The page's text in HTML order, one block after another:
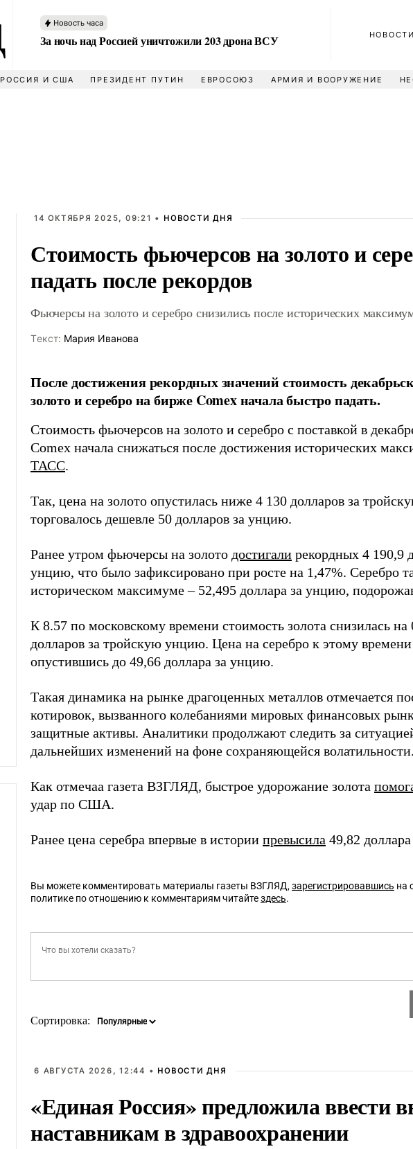
Новость часа
За ночь над Россией уничтожили 203 дрона ВСУ НОВОСТИ
РОССИЯ И США ПРЕЗИДЕНТ ПУТИН ЕВРОСОЮЗ АРМИЯ И ВООРУЖЕНИЕ
14 ОКТЯБРЯ 2025, 09:21 • НОВОСТИ ДНЯ
Стоимость фьючерсов на золото и
падать после рекордов
Фьючерсы на золото и серебро снизились после исторических
Tекст: Мария Иванова
После достижения рекордных значений стоимость
золото и серебро на бирже Comex начала быстро падать.
Стоимость фьючерсов на золото и серебро с поставкой в
Comex начала снижаться после достижения исторических
ТАСС.
Так, цена на золото опустилась ниже 4 130 долларов за
торговалось дешевле 50 долларов за унцию.
Ранее утром фьючерсы на золото достигали рекордных 4 190,9
унцию, что было зафиксировано при росте на 1,47%. Серебро
историческом максимуме – 52,495 доллара за унцию,
К 8.57 по московскому времени стоимость золота снизилась на
долларов за тройскую унцию. Цена на серебро к этому
опустившись до 49,66 доллара за унцию.
Такая динамика на рынке драгоценных металлов отмечается
котировок, вызванного колебаниями мировых финансовых
защитные активы. Аналитики продолжают следить за
дальнейших изменений на фоне сохраняющейся волатильности.
Как отмечаа газета ВЗГЛЯД, быстрое удорожание золота
удар по США.
Ранее цена серебра впервые в истории превысила 49,82
Вы можете комментировать материалы газеты ВЗГЛЯД, зарегистрировавшись на
политике по отношению к комментариям читайтездесь.
Сортировка:
6 АВГУСТА 2026, 12:44 • НОВОСТИ ДНЯ
«Единая Россия» предложила ввести
наставникам в здравоохранении